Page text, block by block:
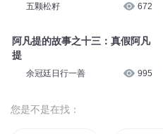
五颗松籽 672
阿凡提的故事之十三：真假阿凡
提
余冠廷日行一善 995
您是不是在找：